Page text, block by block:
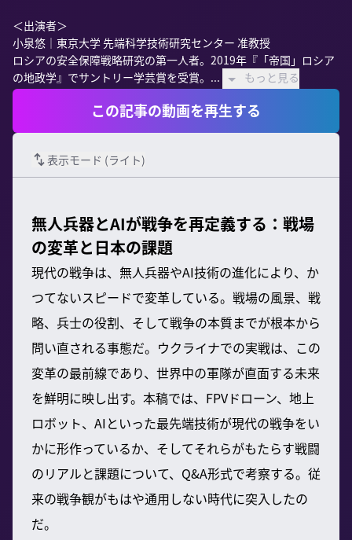
＜出演者＞
小泉悠｜東京大学 先端科学技術研究センター 准教授
ロシアの安全保障戦略研究の第一人者。2019年『「帝国」ロシア
の地政学』でサントリー学芸賞を受賞。...
もっと見る
この記事の動画を再生する
表示モード (ライト)
無人兵器とAIが戦争を再定義する：戦場
の変革と日本の課題
現代の戦争は、無人兵器やAI技術の進化により、か
つてないスピードで変革している。戦場の風景、戦
略、兵士の役割、そして戦争の本質までが根本から
問い直される事態だ。ウクライナでの実戦は、この
変革の最前線であり、世界中の軍隊が直面する未来
を鮮明に映し出す。本稿では、FPVドローン、地上
ロボット、AIといった最先端技術が現代の戦争をい
かに形作っているか、そしてそれらがもたらす戦闘
のリアルと課題について、Q&A形式で考察する。従
来の戦争観がもはや通用しない時代に突入したの
だ。